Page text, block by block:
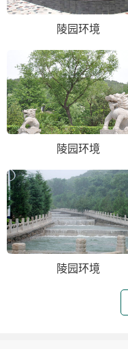
陵园环境
陵园环境
陵园环境